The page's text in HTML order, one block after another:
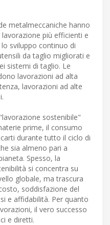
metalmeccaniche hanno
più efficienti e
sviluppo continuo di
da taglio migliorati e
sistemi di taglio. Le
lavorazioni ad alta
lavorazioni ad alte
sostenibile"
prime, il consumo
durante tutto il ciclo di
sia almeno pari a
Spesso, la
si concentra su
globale, ma trascura
soddisfazione del
e affidabilità. Per quanto
il vero successo
e diretti.